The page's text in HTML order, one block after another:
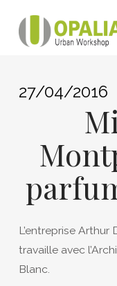
27/04/2016
L’entreprise
travaille avec
Blanc.